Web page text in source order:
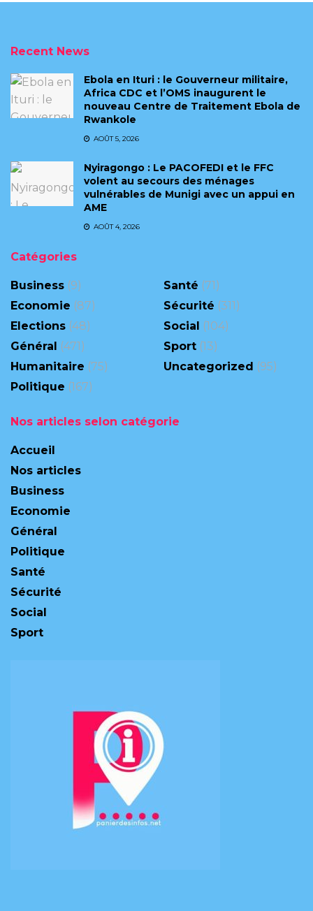
Recent News
Ebola en Ituri : le Gouverneur militaire,
Africa CDC et l’OMS inaugurent le
nouveau Centre de Traitement Ebola de
Rwankole
AOÛT 5, 2026
‎Nyiragongo : Le PACOFEDI et le FFC
volent au secours des ménages
vulnérables de Munigi avec un appui en
AME‎‎
AOÛT 4, 2026
Catégories
Business (9)
Economie (87)
Elections (48)
Général (471)
Humanitaire (75)
Politique (167)
Santé (71)
Sécurité (311)
Social (104)
Sport (13)
Uncategorized (95)
Nos articles selon catégorie
Accueil
Nos articles
Business
Economie
Général
Politique
Santé
Sécurité
Social
Sport